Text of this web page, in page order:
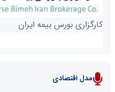
کارگزاری بورس بیمه ایران
مدل اقتصادی